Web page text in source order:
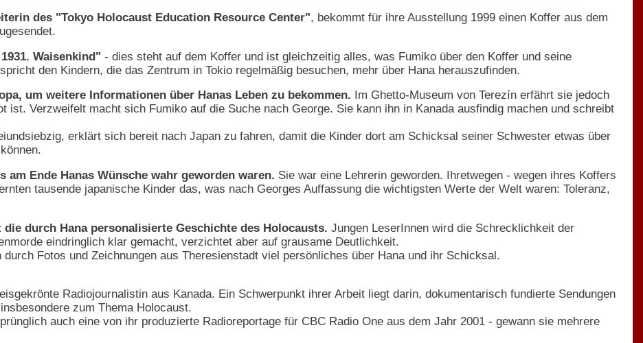
des "Tokyo Holocaust Education Resource Center", bekommt für ihre Ausstellung 1999 einen Koffer aus dem
Waisenkind" - dies steht auf dem Koffer und ist gleichzeitig alles, was Fumiko über den Koffer und seine
den Kindern, die das Zentrum in Tokio regelmäßig besuchen, mehr über Hana herauszufinden.
um weitere Informationen über Hanas Leben zu bekommen. Im Ghetto-Museum von Terezín erfährt sie jedoch
ist. Verzweifelt macht sich Fumiko auf die Suche nach George. Sie kann ihn in Kanada ausfindig machen und schreibt
erklärt sich bereit nach Japan zu fahren, damit die Kinder dort am Schicksal seiner Schwester etwas über
am Ende Hanas Wünsche wahr geworden waren. Sie war eine Lehrerin geworden. Ihretwegen - wegen ihres Koffers
tausende japanische Kinder das, was nach Georges Auffassung die wichtigsten Werte der Welt waren: Toleranz,
durch Hana personalisierte Geschichte des Holocausts. Jungen LeserInnen wird die Schrecklichkeit der
eindringlich klar gemacht, verzichtet aber auf grausame Deutlichkeit.
durch Fotos und Zeichnungen aus Theresienstadt viel persönliches über Hana und ihr Schicksal.
Radiojournalistin aus Kanada. Ein Schwerpunkt ihrer Arbeit liegt darin, dokumentarisch fundierte Sendungen
zum Thema Holocaust.
auch eine von ihr produzierte Radioreportage für CBC Radio One aus dem Jahr 2001 - gewann sie mehrere